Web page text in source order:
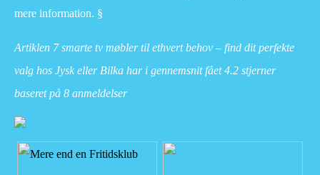
mere information. §
Artiklen 7 smarte tv møbler til ethvert behov – find dit perfekte
valg hos Jysk eller Bilka har i gennemsnit fået4.2 stjerner
baseret på 8 anmeldelser